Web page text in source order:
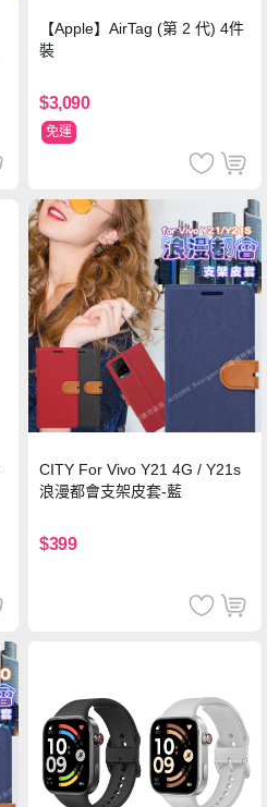
【Apple】AirTag (第 2 代) 4件
裝
$3,090
免運
CITY For Vivo Y21 4G / Y21s
浪漫都會支架皮套-藍
$399